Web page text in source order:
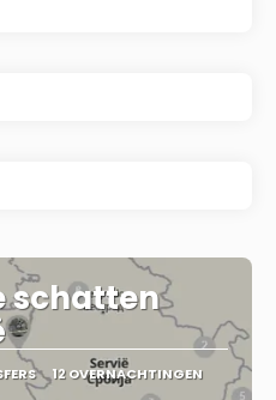
schatten
12 OVERNACHTINGEN